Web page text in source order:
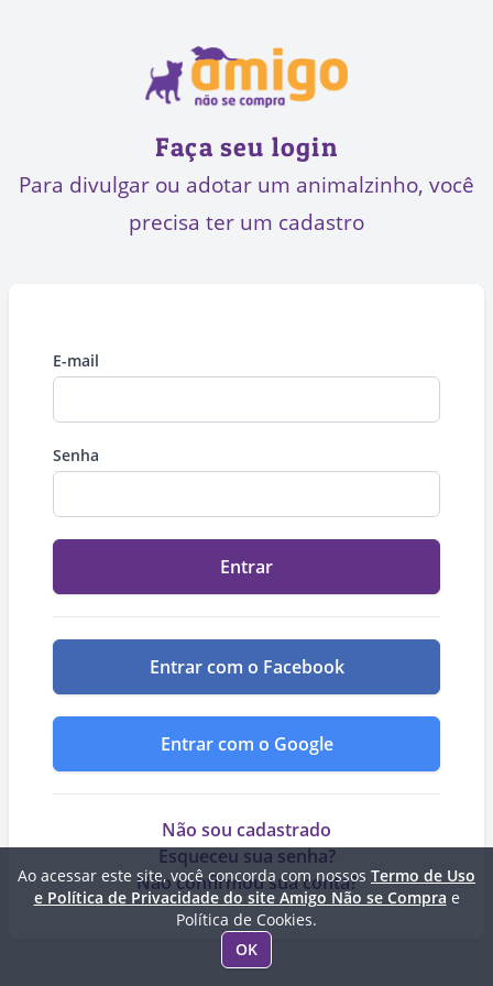
Faça seu login
Para divulgar ou adotar um animalzinho, você
precisa ter um cadastro
E-mail
Senha
Entrar
Entrar com o Facebook
Entrar com o Google
Não sou cadastrado
Esqueceu sua senha?
Não confirmou sua conta?
Ao acessar este site, você concorda com nossos Termo de Uso
e Política de Privacidade do site Amigo Não se Compra e
Política de Cookies.
OK